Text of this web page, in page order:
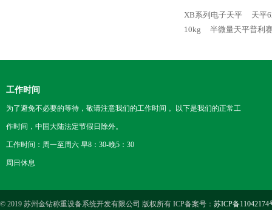
XB系列电子天平
天平
10kg
半微量天平普利
工作时间
为了避免不必要的等待，敬请注意我们的工作时间 。以下是我们的正常工
作时间，中国大陆法定节假日除外。
工作时间：周一至周六 早8：30-晚5：30
周日休息
© 2019 苏州金钻称重设备系统开发有限公司 版权所有 ICP备案号： 苏ICP备11042174